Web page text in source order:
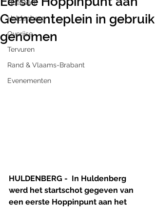
Hoeilaart
Huldenberg
Overijse
Tervuren
Rand & Vlaams-Brabant
Evenementen
Gemeenteplein in gebruik
genomen
HULDENBERG -  In Huldenberg
werd het startschot gegeven van
een eerste Hoppinpunt aan het